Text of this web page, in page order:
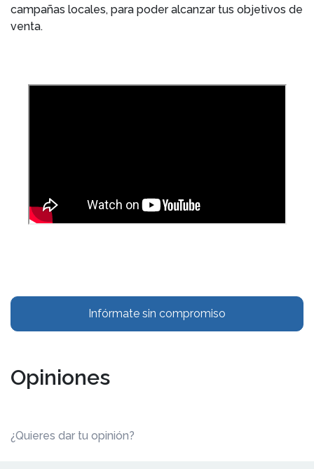
campañas locales, para poder alcanzar tus objetivos de
venta.
Infórmate sin compromiso
Opiniones
¿Quieres dar tu opinión?